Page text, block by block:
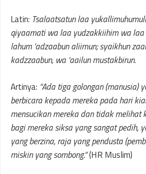
Latin: Tsalaatsatun laa
qiyaamati wa laa yudzakkiihim wa
lahum ‘adzaabun aliimun; syaikhun
kadzzaabun, wa ‘aailun mustakbirun.
Artinya: “Ada tiga golongan (manusia)
berbicara kepada mereka pada hari
mensucikan mereka dan tidak melihat
bagi mereka siksa yang sangat pedih,
yang berzina, raja yang pendusta
miskin yang sombong.”(HR Muslim)